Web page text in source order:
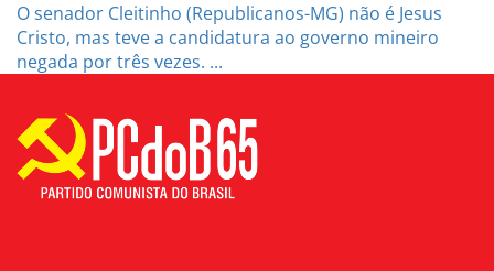
O senador Cleitinho (Republicanos-MG) não é Jesus
Cristo, mas teve a candidatura ao governo mineiro
negada por três vezes. ...